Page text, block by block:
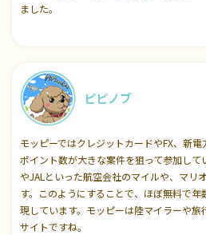
ました。
ピピノブ
モッピーではクレジットカードやFX、新
ポイント数が大きな案件を狙って参加して
やJALといった航空会社のマイルや、マリ
す。このようにすることで、ほぼ無料で
現しています。モッピーは陸マイラーや旅
サイトですね。